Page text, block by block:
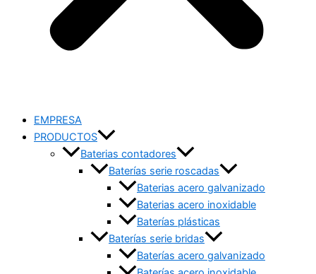
EMPRESA
PRODUCTOS
Baterias contadores
Baterías serie roscadas
Baterias acero galvanizado
Baterias acero inoxidable
Baterías plásticas
Baterías serie bridas
Baterías acero galvanizado